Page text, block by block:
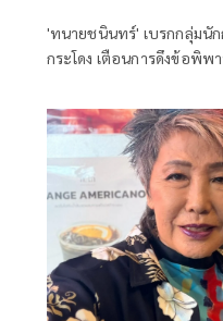
'ทนายชนินทร์' เบรกกลุ่มนัก
กระโดง เตือนการดึงข้อพิพ
กระบวนการยุติธรรม